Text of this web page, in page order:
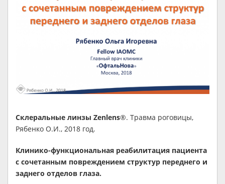
Склеральные линзы Zenlens®. Травма роговицы,
Рябенко О.И., 2018 год.
Клинико-функциональная реабилитация пациента
с сочетанным повреждением структур переднего и
заднего отделов глаза.